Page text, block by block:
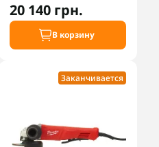
20 140 грн.
В корзину
Заканчивается